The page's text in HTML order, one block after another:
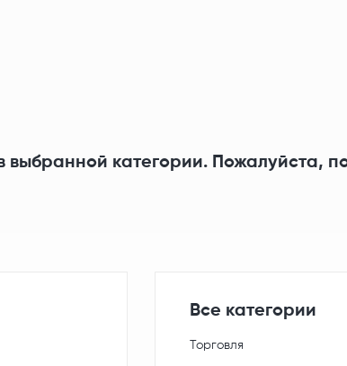
категории. Пожалуйста,
Все категории
Торговля